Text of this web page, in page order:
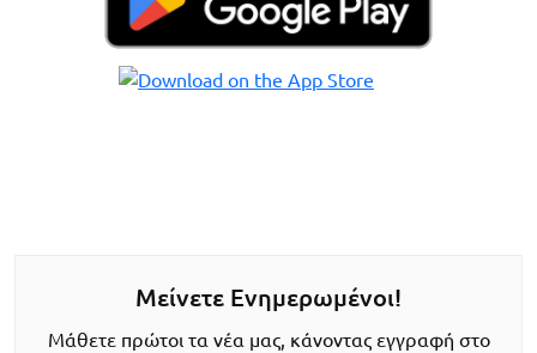
Μείνετε Ενημερωμένοι!
Μάθετε πρώτοι τα νέα μας, κάνοντας εγγραφή στο